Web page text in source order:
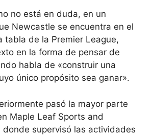
no está en duda, en un
Newcastle se encuentra en el
tabla de la Premier League,
en la forma de pensar de
habla de «construir una
único propósito sea ganar».
pasó la mayor parte
Maple Leaf Sports and
donde supervisó las actividades